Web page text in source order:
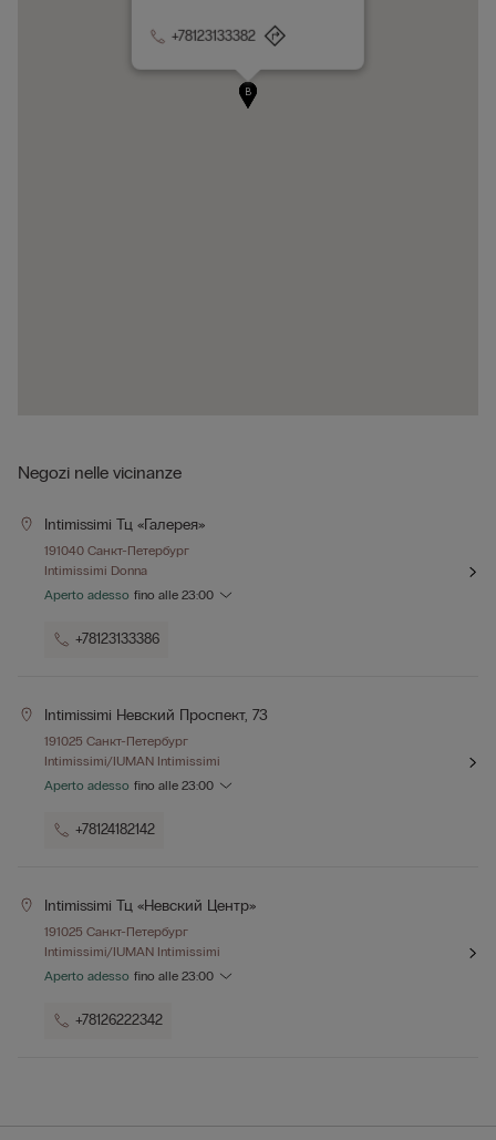
A
B
+78123133382
Negozi nelle vicinanze
Intimissimi Тц «галерея»
191040 Санкт-Петербург
Intimissimi Donna
Aperto adesso fino alle 23:00
+78123133386
Intimissimi Невский Проспект, 73
191025 Санкт-Петербург
Intimissimi/IUMAN Intimissimi
Aperto adesso fino alle 23:00
+78124182142
Intimissimi Тц «невский Центр»
191025 Санкт-Петербург
Intimissimi/IUMAN Intimissimi
Aperto adesso fino alle 23:00
+78126222342